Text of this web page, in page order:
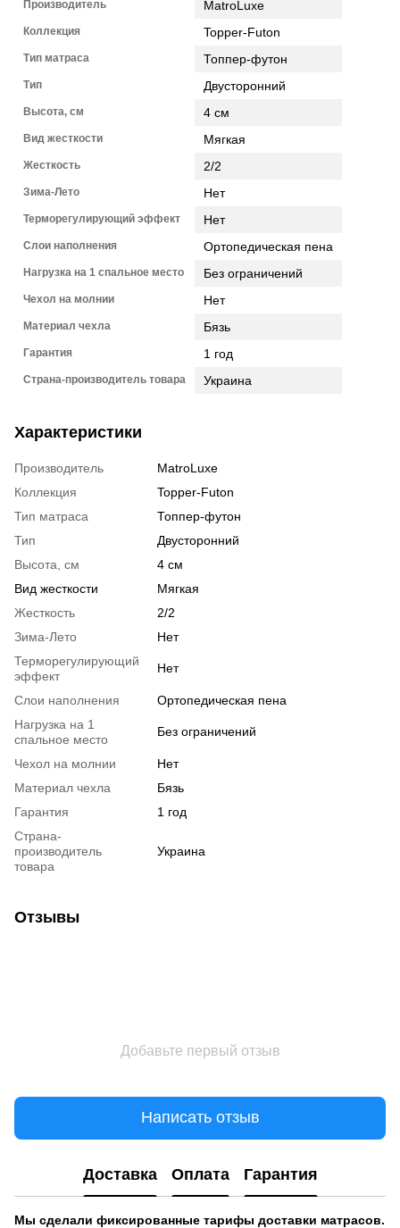
Производитель MatroLuxe
Коллекция Topper-Futon
Тип матраса Топпер-футон
Тип Двусторонний
Высота, см 4 см
Вид жесткости Мягкая
Жесткость 2/2
Зима-Лето Нет
Терморегулирующий эффект Нет
Слои наполнения Ортопедическая пена
Нагрузка на 1 спальное место Без ограничений
Чехол на молнии Нет
Материал чехла Бязь
Гарантия 1 год
Страна-производитель товара Украина
Характеристики
Производитель
MatroLuxe
Коллекция
Topper-Futon
Тип матраса
Топпер-футон
Тип
Двусторонний
Высота, см
4 см
Вид жесткости
Мягкая
Жесткость
2/2
Зима-Лето
Нет
Терморегулирующий
эффект
Нет
Слои наполнения
Ортопедическая пена
Нагрузка на 1
спальное место
Без ограничений
Чехол на молнии
Нет
Материал чехла
Бязь
Гарантия
1 год
Страна-
производитель
товара
Украина
Отзывы
Добавьте первый отзыв
Написать отзыв
Доставка Оплата Гарантия
Мы сделали фиксированные тарифы доставки матрасов.